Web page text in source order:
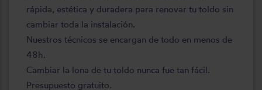
rápida, estética y duradera para renovar tu toldo sin
cambiar toda la instalación.
Nuestros técnicos se encargan de todo en menos de
48h.
Cambiar la lona de tu toldo nunca fue tan fácil.
Presupuesto gratuito.